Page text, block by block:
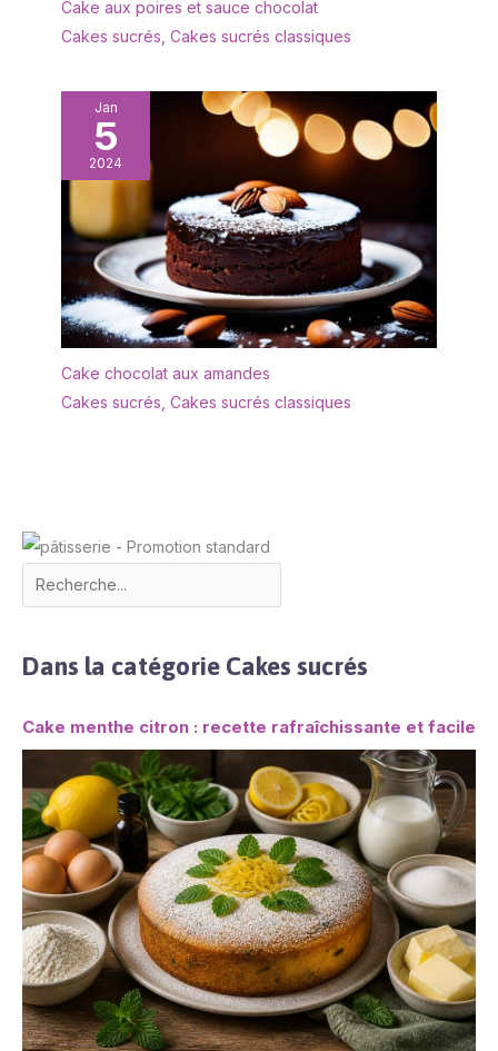
réfrigérateur et
congélateur
Cake aux poires et sauce chocolat
Cakes sucrés Cakes sucrés classiques
Jan
5
2024
Cake chocolat aux amandes
Cakes sucrés Cakes sucrés classiques
Dans la catégorie Cakes sucrés
Cake menthe citron : recette rafraîchissante et facile